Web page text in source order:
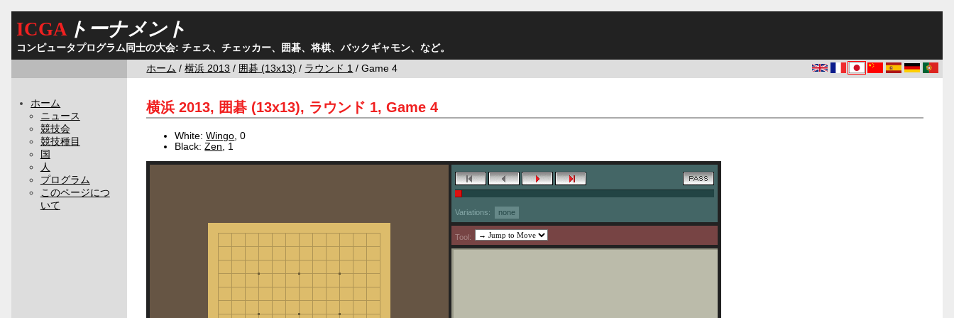
ICGAトーナメント
コンピュータプログラム同士の大会: チェス、チェッカー、囲碁、将棋、バックギャモン、など。
ホーム /横浜 2013 / 囲碁 (13x13) / ラウンド 1 / Game 4
ホーム
ニュース
競技会
競技種目
国
人
プログラム
このページにつ
いて
横浜 2013, 囲碁 (13x13), ラウンド 1, Game 4
White:Wingo , 0
Black:Zen , 1
Variations: none
Tool: